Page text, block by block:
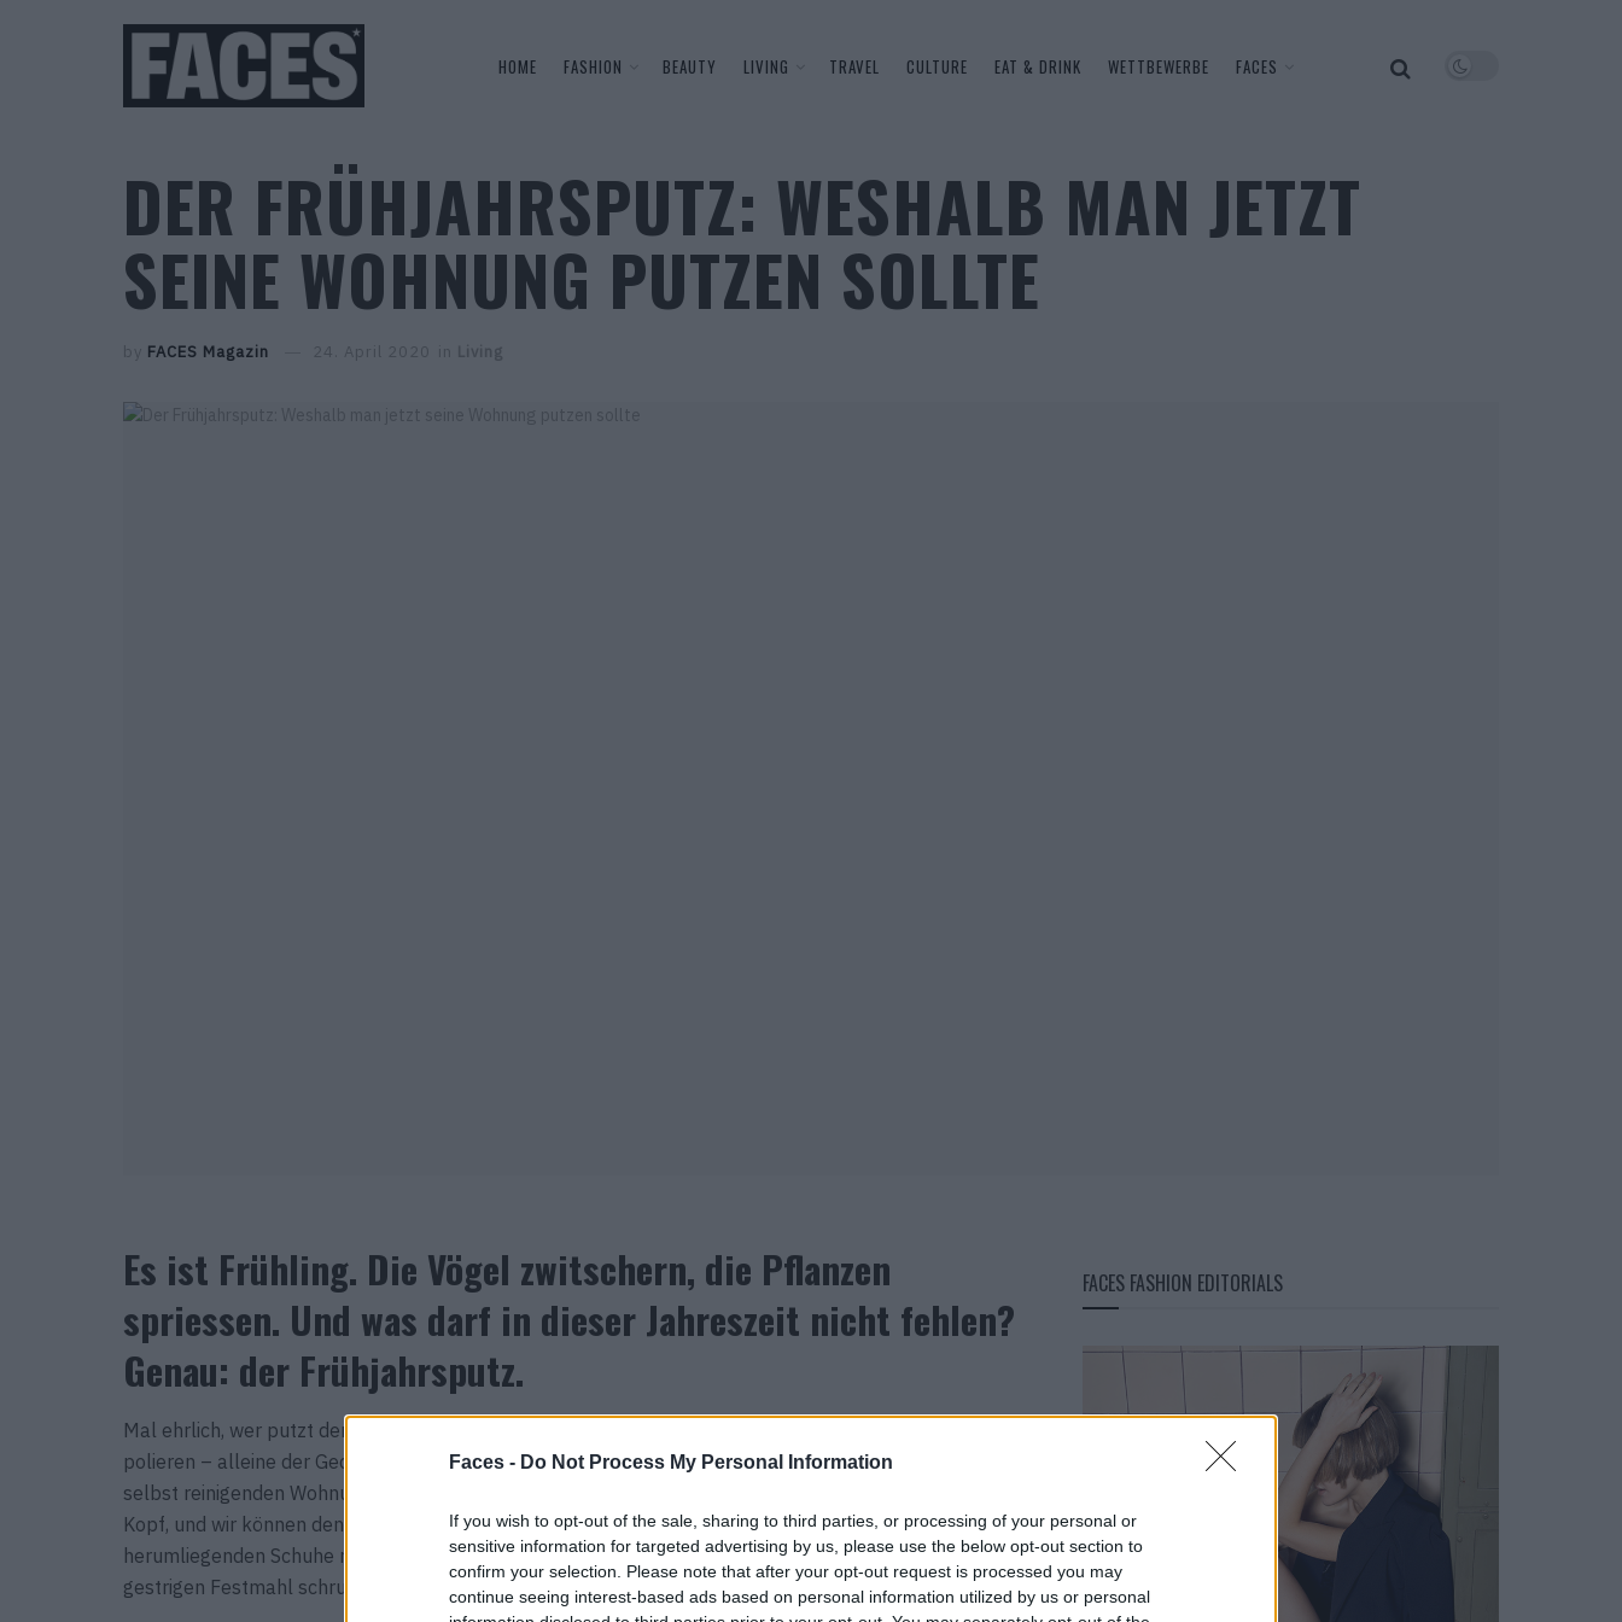
Faces - Do Not Process My Personal Information
If you wish to opt-out of the sale, sharing to third parties, or processing of your personal or
sensitive information for targeted advertising by us, please use the below opt-out section to
confirm your selection. Please note that after your opt-out request is processed you may
continue seeing interest-based ads based on personal information utilized by us or personal
HOME FASHION BEAUTY LIVING TRAVEL CULTURE EAT & DRINK WETTBEWERBE FACES
DER FRÜHJAHRSPUTZ: WESHALB MAN JETZT
SEINE WOHNUNG PUTZEN SOLLTE
by FACES Magazin 24. April 2020 in Living
Es ist Frühling. Die Vögel zwitschern, die Pflanzen
spriessen. Und was darf in dieser Jahreszeit nicht fehlen?
Genau: der Frühjahrsputz.
Mal ehrlich, wer putzt denn wirklich gerne? Ausser Monica Geller in „Friends“. Wischen, staubsaugen,
polieren – alleine der Gedanke an diese Arbeit lässt uns lieber im Bett bleiben und von einer sich
selbst reinigenden Wohnung träumen. Nun fällt uns allerdings dank Corona langsam die Decke auf den
Kopf, und wir können den Staub auf den Bilderrahmen, die vollen Papierbehälter und die
herumliegenden Schuhe nicht mehr sehen. Dann also doch den Hintern hochkriegen und die Töpfe vom
gestrigen Festmahl schrubben, die immer noch in der Spüle stehen?
FACES FASHION EDITORIALS